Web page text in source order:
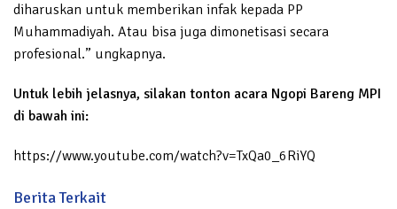
diharuskan untuk memberikan infak kepada PP
Muhammadiyah. Atau bisa juga dimonetisasi secara
profesional.” ungkapnya.
Untuk lebih jelasnya, silakan tonton acara Ngopi Bareng MPI
di bawah ini:
https://www.youtube.com/watch?v=TxQa0_6RiYQ
Berita Terkait